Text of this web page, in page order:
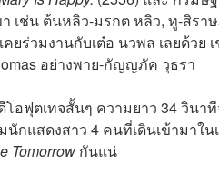
า เช่น ต้นหลิว-มรกต หลิว, ทู-สิ
ยร่วมงานกับเต๋อ นวพล เลยด้ว
อย่างพาย-กัญญภัค วุธรา
ฟุตเทจสั้นๆ ความยาว 34 วินา
มนักแสดงสาว 4 คนที่เดินเข้ามา
Tomorrow กันแน่